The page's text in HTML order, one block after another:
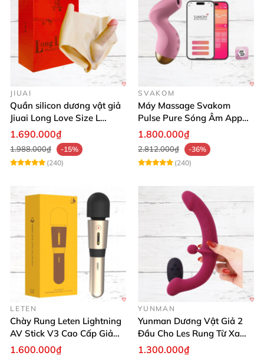
JIUAI
Quần silicon dương vật giả
Jiuai Long Love Size L
thăng hoa
1.690.000₫
1.988.000₫
-15%
(240)
SVAKOM
Máy Massage Svakom
Pulse Pure Sóng Âm App
Điều Khiển Hiện Đại
1.800.000₫
2.812.000₫
-36%
(240)
LETEN
Chày Rung Leten Lightning
AV Stick V3 Cao Cấp Giảm
Mỡ Giữ Dáng
1.600.000₫
YUNMAN
Yunman Dương Vật Giả 2
Đầu Cho Les Rung Từ Xa
Kích Thích
1.300.000₫